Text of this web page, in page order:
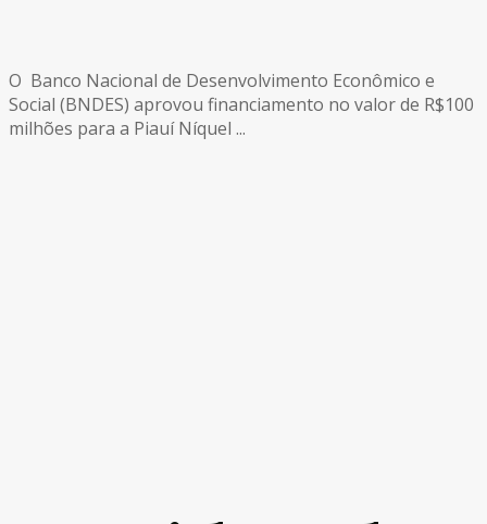
O Banco Nacional de Desenvolvimento Econômico e
Social (BNDES) aprovou financiamento no valor de R$100
milhões para a Piauí Níquel ...